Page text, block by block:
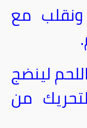
مع
لينضج
من